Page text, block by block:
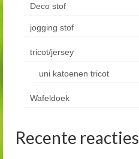
Deco stof
jogging stof
tricot/jersey
uni katoenen tricot
Wafeldoek
Recente reacties